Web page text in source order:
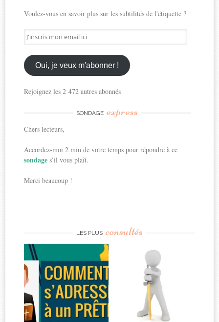
Voulez-vous en savoir plus sur les subtilités de l'étiquette ?
J'inscris
mon
email
ici
Oui, je veux m'abonner !
Rejoignez les 2 472 autres abonnés
SONDAGE express
Chers lecteurs,
Accordez-moi 2 min de votre temps pour répondre à ce
sondages’il vous plaît.
Merci beaucoup !
LES PLUS consultés